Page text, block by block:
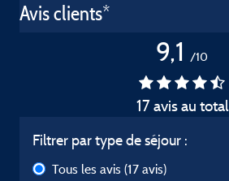
Avis clients*
9,1 /10
17 avis au total
Filtrer par type de séjour :
Tous les avis (17 avis)